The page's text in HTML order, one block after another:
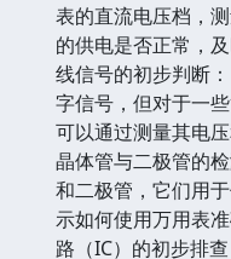
表的直流电压档，
的供电是否正常，
线信号的初步判断
字信号，但对于一
可以通过测量其电
晶体管与二极管的
和二极管，它们用
示如何使用万用表
路（IC）的初步排